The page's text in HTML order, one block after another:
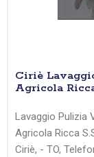
Ciriè
Agricola
Lavaggio Pulizia
Agricola Ricca
Ciriè, - TO,